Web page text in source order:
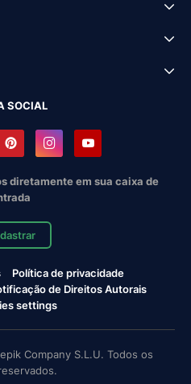
SOCIAL
diretamente em sua caixa de
Política de privacidade
de Direitos Autorais
settings
Company S.L.U. Todos os